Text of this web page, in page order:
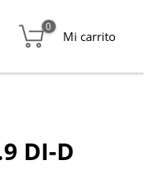
0
Mi carrito
DI-D